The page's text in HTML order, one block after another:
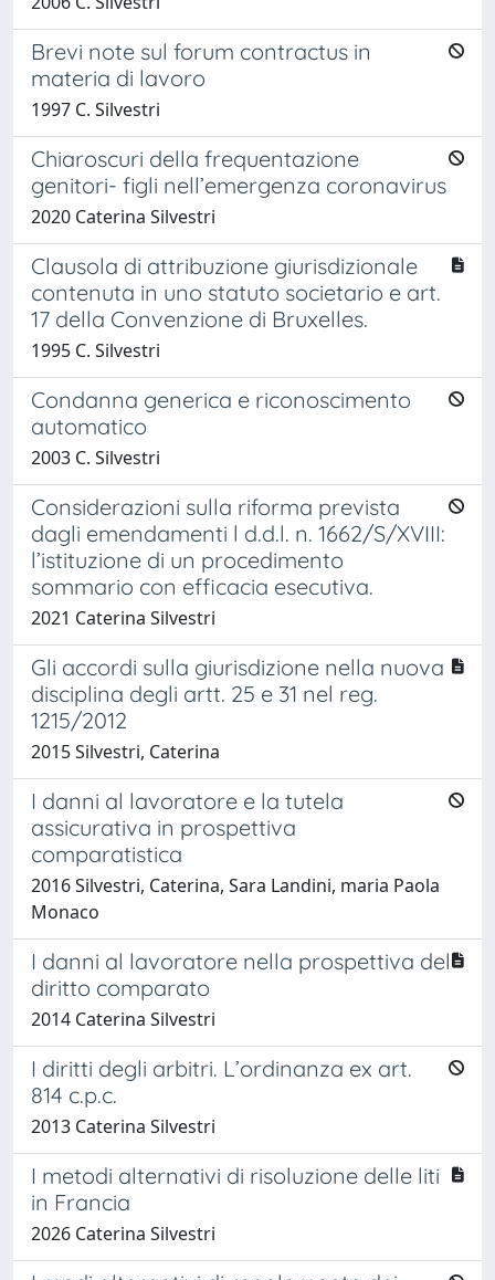
Brevi note sul forum contractus in
materia di lavoro
1997 C. Silvestri
Chiaroscuri della frequentazione
genitori- figli nell’emergenza coronavirus
2020 Caterina Silvestri
Clausola di attribuzione giurisdizionale
contenuta in uno statuto societario e art.
17 della Convenzione di Bruxelles.
1995 C. Silvestri
Condanna generica e riconoscimento
automatico
2003 C. Silvestri
Considerazioni sulla riforma prevista
dagli emendamenti l d.d.l. n. 1662/S/XVIII:
l’istituzione di un procedimento
sommario con efficacia esecutiva.
2021 Caterina Silvestri
Gli accordi sulla giurisdizione nella nuova
disciplina degli artt. 25 e 31 nel reg.
1215/2012
2015 Silvestri, Caterina
I danni al lavoratore e la tutela
assicurativa in prospettiva
comparatistica
2016 Silvestri, Caterina, Sara Landini, maria Paola
Monaco
I danni al lavoratore nella prospettiva del
diritto comparato
2014 Caterina Silvestri
I diritti degli arbitri. L’ordinanza ex art.
814 c.p.c.
2013 Caterina Silvestri
I metodi alternativi di risoluzione delle liti
in Francia
2026 Caterina Silvestri